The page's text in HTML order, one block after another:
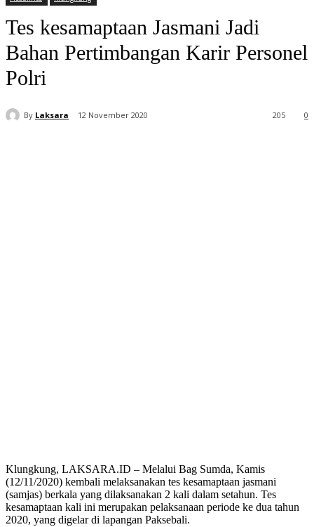
Tes kesamaptaan Jasmani Jadi
Bahan Pertimbangan Karir Personel
Polri
By Laksara 12 November 2020 0
205
Klungkung, LAKSARA.ID – Melalui Bag Sumda, Kamis
(12/11/2020) kembali melaksanakan tes kesamaptaan jasmani
(samjas) berkala yang dilaksanakan 2 kali dalam setahun. Tes
kesamaptaan kali ini merupakan pelaksanaan periode ke dua tahun
2020, yang digelar di lapangan Paksebali.